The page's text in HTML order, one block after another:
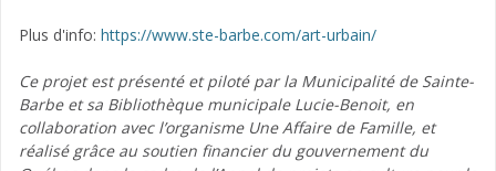
Plus d'info: https://www.ste-barbe.com/art-urbain/
Ce projet est présenté et piloté par la Municipalité de Sainte-
Barbe et sa Bibliothèque municipale Lucie-Benoit, en
collaboration avec l’organisme Une Affaire de Famille, et
réalisé grâce au soutien financier du gouvernement du